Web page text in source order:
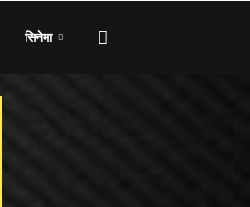
सिनेमा